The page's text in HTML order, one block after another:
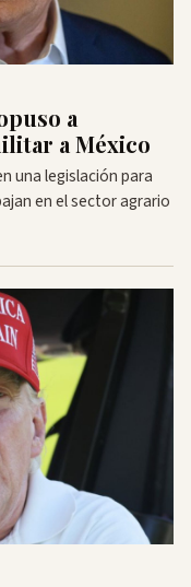
a
a México
una legislación para
en el sector agrario